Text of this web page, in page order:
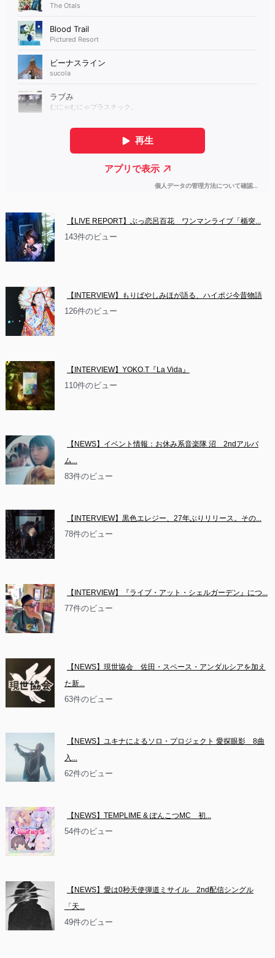
【LIVE REPORT】ぶっ恋呂百花　ワンマンライブ「楯突...
143件のビュー
【INTERVIEW】もりばやしみほが語る、ハイポジ今昔物語
126件のビュー
【INTERVIEW】YOKO.T『La Vida』
110件のビュー
【NEWS】イベント情報：お休み系音楽隊 沼　2ndアルバ
ム...
83件のビュー
【INTERVIEW】黒色エレジー、27年ぶりリリース。その...
78件のビュー
【INTERVIEW】『ライブ・アット・シェルガーデン』につ...
77件のビュー
【NEWS】現世協会　佐田・スペース・アンダルシアを加え
た新...
63件のビュー
【NEWS】ユキナによるソロ・プロジェクト 愛探眼影　8曲
入...
62件のビュー
【NEWS】TEMPLIME & ぽんこつMC　初...
54件のビュー
【NEWS】愛は0秒天使弾道ミサイル　2nd配信シングル
「天...
49件のビュー